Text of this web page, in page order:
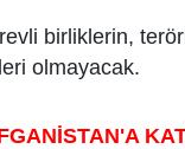
birliklerin,
olmayacak.